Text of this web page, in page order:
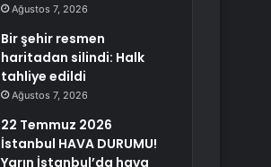
Ağustos 7, 2026
Bir şehir resmen
haritadan silindi: Halk
tahliye edildi
Ağustos 7, 2026
22 Temmuz 2026
İstanbul HAVA DURUMU!
Yarın İstanbul’da hava